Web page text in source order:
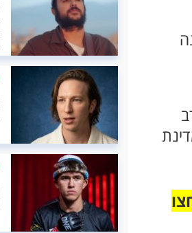
ארצי? יש לנו 4! לחצו